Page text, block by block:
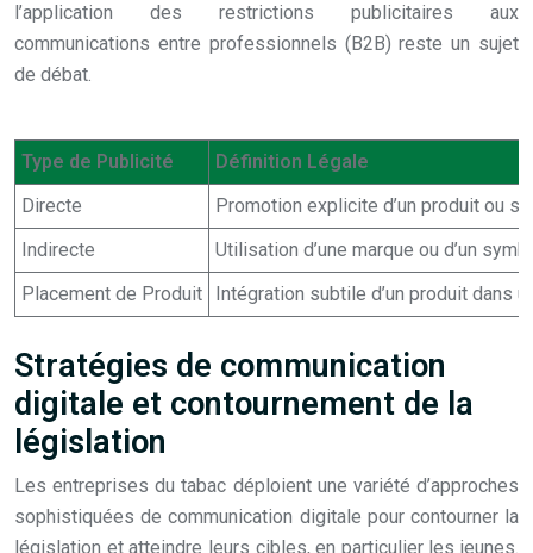
l’application des restrictions publicitaires aux
communications entre professionnels (B2B) reste un sujet
de débat.
Type de Publicité
Définition Légale
Directe
Promotion explicite d’un produit ou
Indirecte
Utilisation d’une marque ou d’un
Placement de Produit
Intégration subtile d’un produit dans
Stratégies de communication
digitale et contournement de la
législation
Les entreprises du tabac déploient une variété d’approches
sophistiquées de communication digitale pour contourner la
législation et atteindre leurs cibles, en particulier les jeunes.